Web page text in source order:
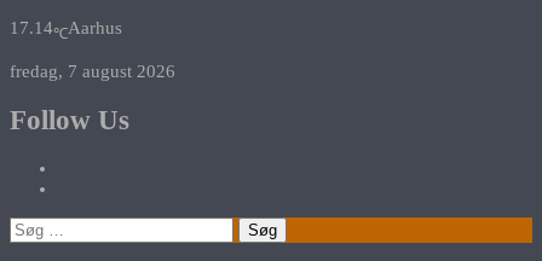
17.14℃Aarhus
fredag, 7 august 2026
Follow Us
Søg
efter: